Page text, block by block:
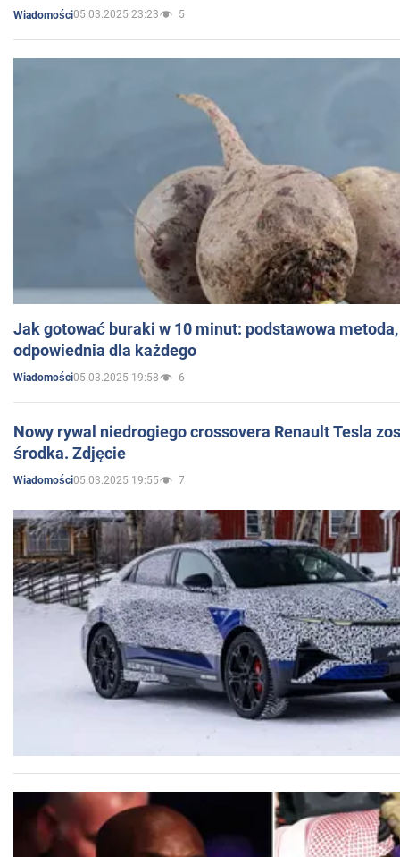
Wiadomości05.03.2025 23:23 5
Jak gotować buraki w 10 minut: podstawowa
odpowiednia dla każdego
Wiadomości05.03.2025 19:58 6
Nowy rywal niedrogiego crossovera Renault Tesla
środka. Zdjęcie
Wiadomości05.03.2025 19:55 7